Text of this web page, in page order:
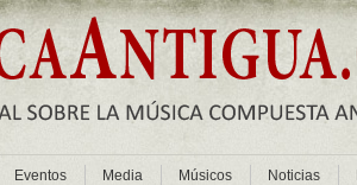
Eventos Media Músicos Noticias